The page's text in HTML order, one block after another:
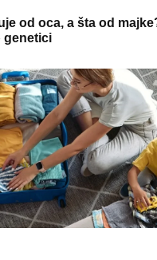
od oca, a šta od
genetici